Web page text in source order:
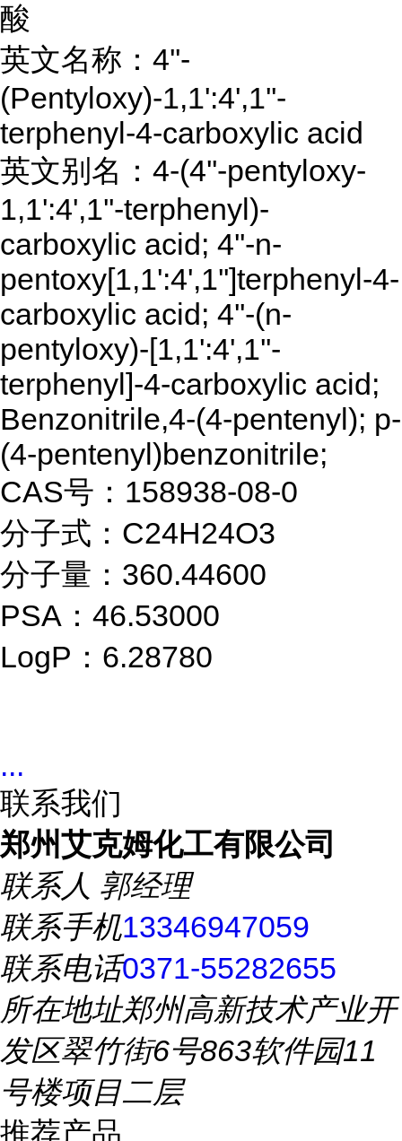
酸
英文名称：4''-
(Pentyloxy)-1,1':4',1''-
terphenyl-4-carboxylic acid
英文别名：4-(4''-pentyloxy-
1,1':4',1''-terphenyl)-
carboxylic acid; 4''-n-
pentoxy[1,1':4',1'']terphenyl-4-
carboxylic acid; 4''-(n-
pentyloxy)-[1,1':4',1''-
terphenyl]-4-carboxylic acid;
Benzonitrile,4-(4-pentenyl); p-
(4-pentenyl)benzonitrile;
CAS号：158938-08-0
分子式：C24H24O3
分子量：360.44600
PSA：46.53000
LogP：6.28780
...
联系我们
郑州艾克姆化工有限公司
联系人 郭经理
联系手机13346947059
联系电话0371-55282655
所在地址郑州高新技术产业开
发区翠竹街6号863软件园11
号楼项目二层
推荐产品